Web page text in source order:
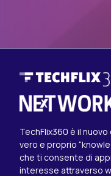
TechFlix360 è il
vero e proprio
che ti consente di
interesse attraverso